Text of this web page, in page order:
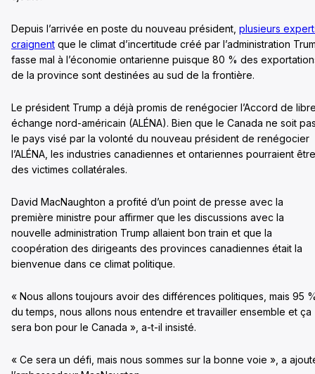
Depuis l’arrivée en poste du nouveau président, plusieurs
craignent que le climat d’incertitude créé par l’administration
fasse mal à l’économie ontarienne puisque 80 % des
de la province sont destinées au sud de la frontière.
Le président Trump a déjà promis de renégocier l’Accord de
échange nord-américain (ALÉNA). Bien que le Canada ne soit
le pays visé par la volonté du nouveau président de renégocier
l’ALÉNA, les industries canadiennes et ontariennes pourraient être
des victimes collatérales.
David MacNaughton a profité d’un point de presse avec la
première ministre pour affirmer que les discussions avec la
nouvelle administration Trump allaient bon train et que la
coopération des dirigeants des provinces canadiennes était la
bienvenue dans ce climat politique.
« Nous allons toujours avoir des différences politiques, mais 95
du temps, nous allons nous entendre et travailler ensemble et ça
sera bon pour le Canada », a-t-il insisté.
« Ce sera un défi, mais nous sommes sur la bonne voie », a